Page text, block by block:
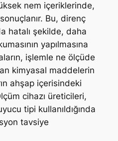
nem içeriklerinde,
Bu, direnç
hatalı şekilde, daha
yapılmasına
işlemle ne ölçüde
kimyasal maddelerin
ahşap içerisindeki
cihazı üreticileri,
tipi kullanıldığında
tavsiye